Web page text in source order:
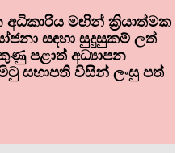
අධිකාරිය මඟින් ක්‍රියාත්මක
සඳහා සුදුසුකම් ලත්
පළාත් අධ්‍යාපන
සභාපති විසින් ලංසු පත්